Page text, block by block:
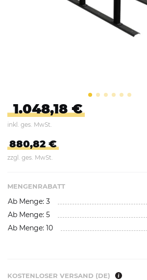
1.048,18 €
inkl. ges. MwSt.
880,82 €
zzgl. ges. MwSt.
MENGENRABATT
Ab Menge: 3
Ab Menge: 5
Ab Menge: 10
KOSTENLOSER VERSAND (DE)